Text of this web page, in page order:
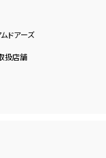
ドアーズ
扱店舗